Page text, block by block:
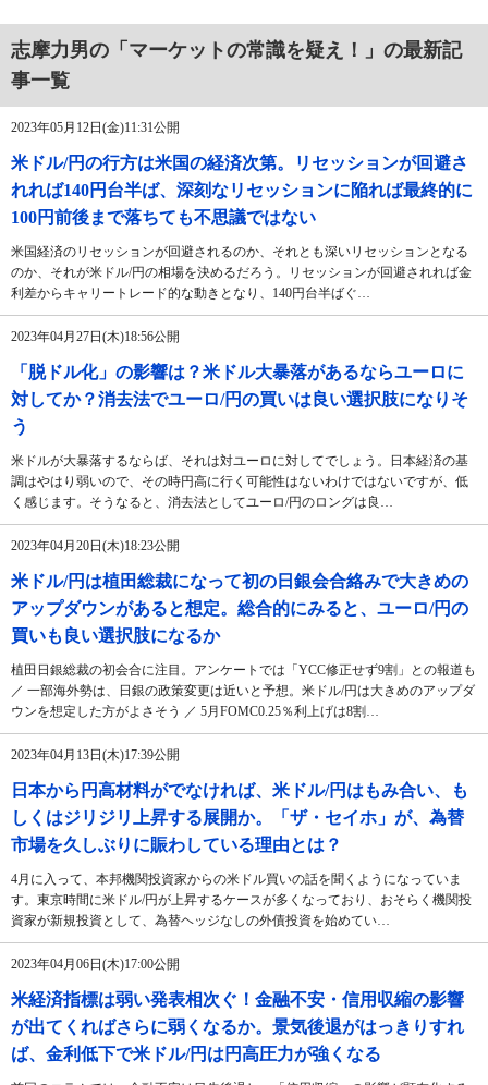
志摩力男の「マーケットの常識を疑え！」の最新記
事一覧
2023年05月12日(金)11:31公開
米ドル/円の行方は米国の経済次第。リセッションが回避さ
れれば140円台半ば、深刻なリセッションに陥れば最終的に
100円前後まで落ちても不思議ではない
米国経済のリセッションが回避されるのか、それとも深いリセッションとなる
のか、それが米ドル/円の相場を決めるだろう。リセッションが回避されれば金
利差からキャリートレード的な動きとなり、140円台半ばぐ…
2023年04月27日(木)18:56公開
「脱ドル化」の影響は？米ドル大暴落があるならユーロに
対してか？消去法でユーロ/円の買いは良い選択肢になりそ
う
米ドルが大暴落するならば、それは対ユーロに対してでしょう。日本経済の基
調はやはり弱いので、その時円高に行く可能性はないわけではないですが、低
く感じます。そうなると、消去法としてユーロ/円のロングは良…
2023年04月20日(木)18:23公開
米ドル/円は植田総裁になって初の日銀会合絡みで大きめの
アップダウンがあると想定。総合的にみると、ユーロ/円の
買いも良い選択肢になるか
植田日銀総裁の初会合に注目。アンケートでは「YCC修正せず9割」との報道も
／ 一部海外勢は、日銀の政策変更は近いと予想。米ドル/円は大きめのアップダ
ウンを想定した方がよさそう ／ 5月FOMC0.25％利上げは8割…
2023年04月13日(木)17:39公開
日本から円高材料がでなければ、米ドル/円はもみ合い、も
しくはジリジリ上昇する展開か。「ザ・セイホ」が、為替
市場を久しぶりに賑わしている理由とは？
4月に入って、本邦機関投資家からの米ドル買いの話を聞くようになっていま
す。東京時間に米ドル/円が上昇するケースが多くなっており、おそらく機関投
資家が新規投資として、為替ヘッジなしの外債投資を始めてい…
2023年04月06日(木)17:00公開
米経済指標は弱い発表相次ぐ！金融不安・信用収縮の影響
が出てくればさらに弱くなるか。景気後退がはっきりすれ
ば、金利低下で米ドル/円は円高圧力が強くなる